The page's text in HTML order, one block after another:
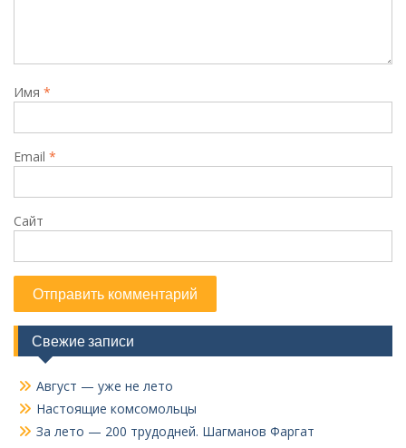
Имя *
Email *
Сайт
Свежие записи
Август — уже не лето
Настоящие комсомольцы
За лето — 200 трудодней. Шагманов Фаргат